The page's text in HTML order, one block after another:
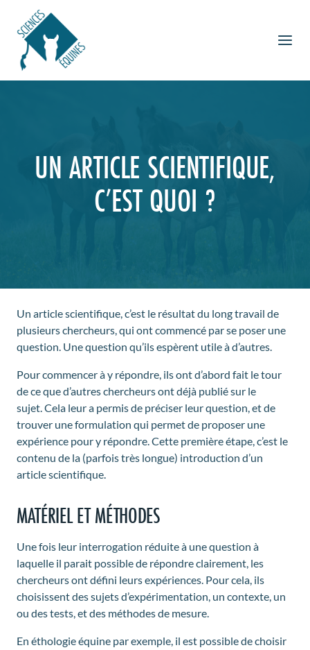
contenu
UN ARTICLE SCIENTIFIQUE,
C’EST QUOI ?
Un article scientifique, c’est le résultat du long travail de
plusieurs chercheurs, qui ont commencé par se poser une
question. Une question qu’ils espèrent utile à d’autres.
Pour commencer à y répondre, ils ont d’abord fait le tour
de ce que d’autres chercheurs ont déjà publié sur le
sujet. Cela leur a permis de préciser leur question, et de
trouver une formulation qui permet de proposer une
expérience pour y répondre. Cette première étape, c’est le
contenu de la (parfois très longue) introduction d’un
article scientifique.
MATÉRIEL ET MÉTHODES
Une fois leur interrogation réduite à une question à
laquelle il parait possible de répondre clairement, les
chercheurs ont défini leurs expériences. Pour cela, ils
choisissent des sujets d’expérimentation, un contexte, un
ou des tests, et des méthodes de mesure.
En éthologie équine par exemple, il est possible de choisir